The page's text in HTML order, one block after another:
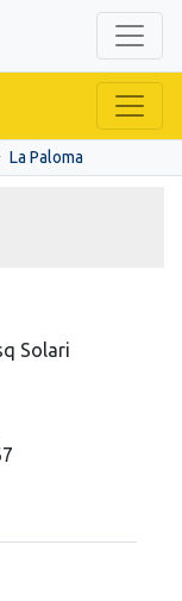
La Paloma
Solari